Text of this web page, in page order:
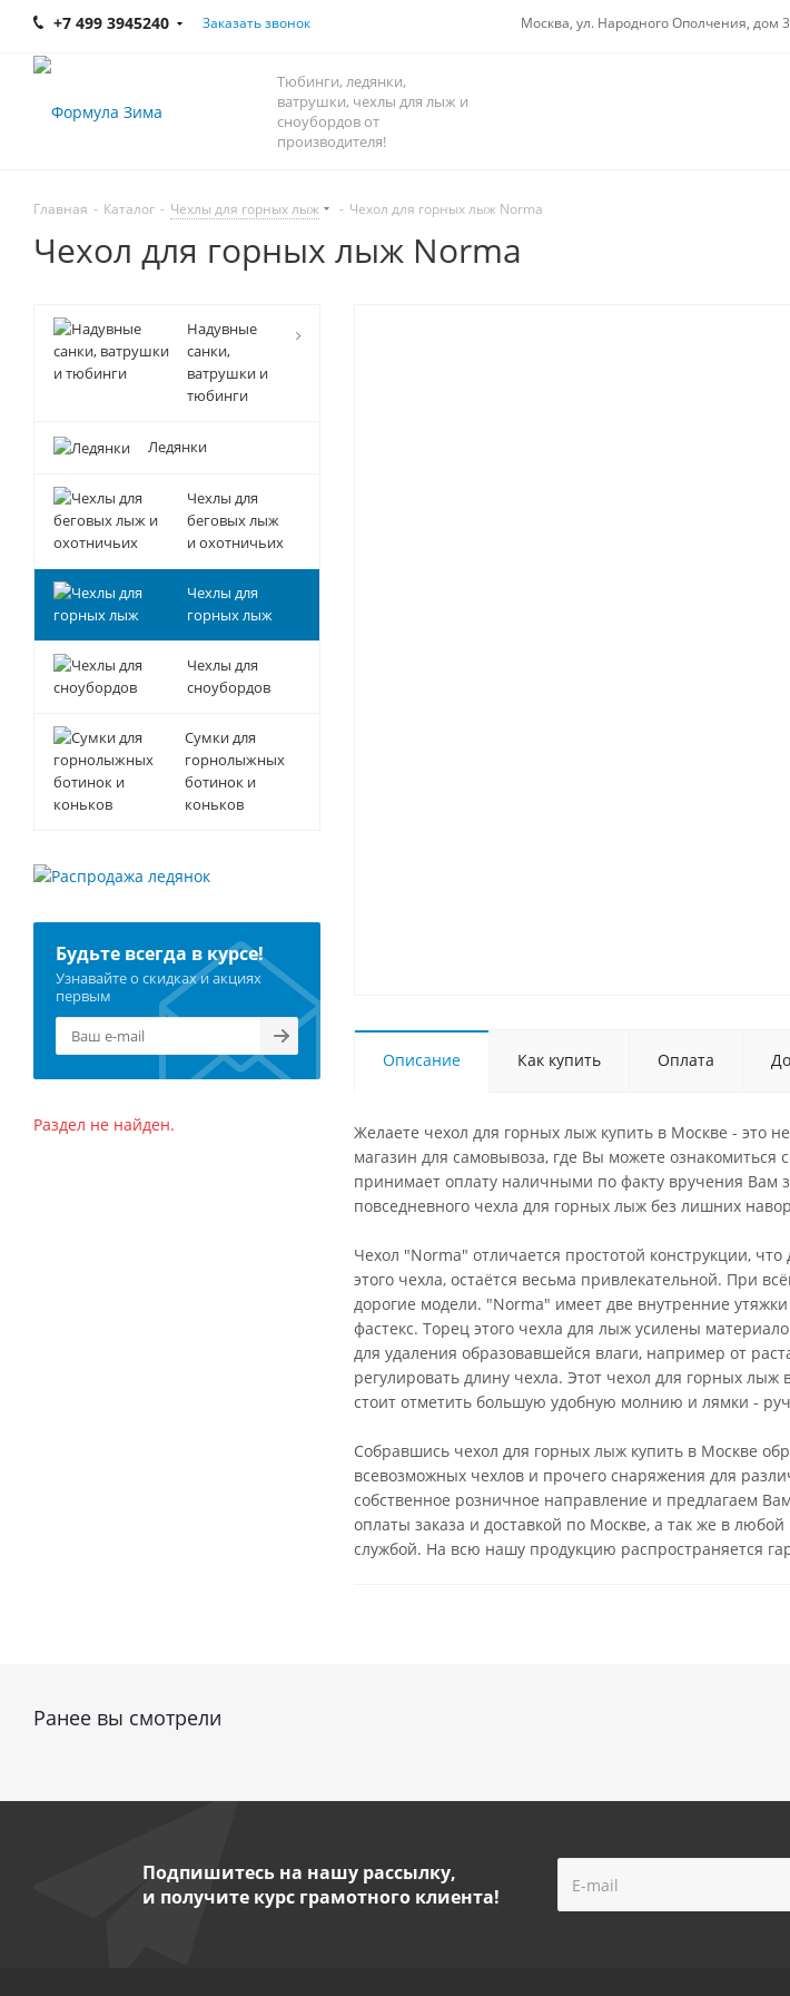
+7 499 3945240 Заказать звонок Москва, ул. Народного Ополчения, дом
Тюбинги, ледянки,
ватрушки, чехлы для лыж и
сноубордов от
производителя!
Главная - Каталог - Чехлы для горных лыж - Чехол для горных лыж Norma
Чехол для горных лыж Norma
Описание Как купить Оплата
Желаете чехол для горных лыж купить в Москве - это
магазин для самовывоза, где Вы можете
принимает оплату наличными по факту вручения Вам
повседневного чехла для горных лыж без лишних
Чехол "Norma" отличается простотой конструкции,
этого чехла, остаётся весьма привлекательной. При
дорогие модели. "Norma" имеет две внутренние
фастекс. Торец этого чехла для лыж усилены
для удаления образовавшейся влаги, например от
регулировать длину чехла. Этот чехол для горных лыж
стоит отметить большую удобную молнию и лямки -
Собравшись чехол для горных лыж купить в Москве
всевозможных чехлов и прочего снаряжения для
собственное розничное направление и предлагаем
оплаты заказа и доставкой по Москве, а так же в
службой. На всю нашу продукцию распространяется
Надувные
санки,
ватрушки и
тюбинги
Ледянки
Чехлы для
беговых лыж
и охотничьих
Чехлы для
горных лыж
Чехлы для
сноубордов
Сумки для
горнолыжных
ботинок и
коньков
Будьте всегда в курсе!
Узнавайте о скидках и акциях
первым
Раздел не найден.
Ранее вы смотрели
Подпишитесь на нашу рассылку,
и получите курс грамотного клиента!